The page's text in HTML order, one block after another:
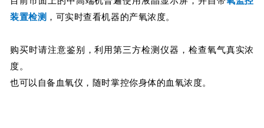
装置检测 ，可实时查看机器的产氧浓度。
购买时请注意鉴别，利用第三方检测仪器，检查氧气真实浓
度。
也可以自备血氧仪，随时掌控你身体的血氧浓度。